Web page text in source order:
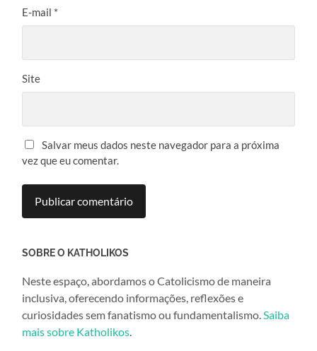
E-mail *
Site
Salvar meus dados neste navegador para a próxima
vez que eu comentar.
SOBRE O KATHOLIKOS
Neste espaço, abordamos o Catolicismo de maneira
inclusiva, oferecendo informações, reflexões e
curiosidades sem fanatismo ou fundamentalismo.Saiba
mais sobre Katholikos.